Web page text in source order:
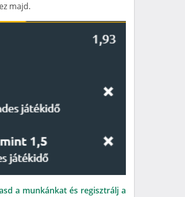
majd.
a munkánkat és regisztrálj a